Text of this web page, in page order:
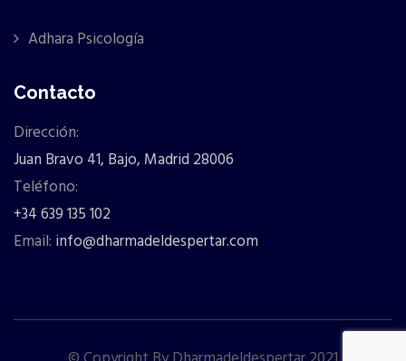
Adhara Psicología
Contacto
Dirección:
Juan Bravo 41, Bajo, Madrid 28006
Teléfono:
+34 639 135 102
Email: info@dharmadeldespertar.com